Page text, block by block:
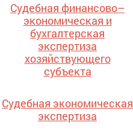
Судебная финансово–
экономическая и
бухгалтерская
экспертиза
хозяйствующего
субъекта
Судебная экономическая
экспертиза